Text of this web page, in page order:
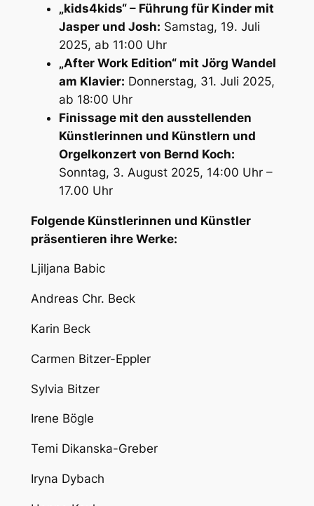
„kids4kids“ – Führung für Kinder mit
Jasper und Josh: Samstag, 19. Juli
2025, ab 11:00 Uhr
„After Work Edition“ mit Jörg Wandel
am Klavier: Donnerstag, 31. Juli 2025,
ab 18:00 Uhr
Finissage mit den ausstellenden
Künstlerinnen und Künstlern und
Orgelkonzert von Bernd Koch:
Sonntag, 3. August 2025, 14:00 Uhr –
17.00 Uhr
Folgende Künstlerinnen und Künstler
präsentieren ihre Werke:
Ljiljana Babic
Andreas Chr. Beck
Karin Beck
Carmen Bitzer-Eppler
Sylvia Bitzer
Irene Bögle
Temi Dikanska-Greber
Iryna Dybach